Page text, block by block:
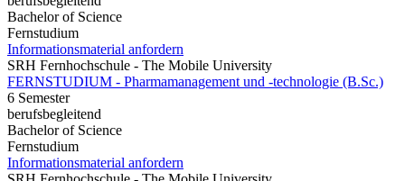
Bachelor of Science
Fernstudium
Informationsmaterial anfordern
SRH Fernhochschule - The Mobile University
FERNSTUDIUM - Pharmamanagement und -technologie (B.Sc.)
6 Semester
berufsbegleitend
Bachelor of Science
Fernstudium
Informationsmaterial anfordern